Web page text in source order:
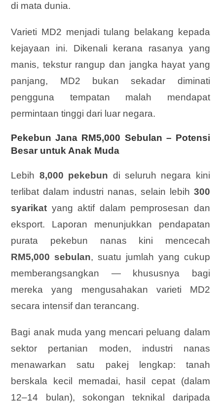
di mata dunia.
Varieti MD2 menjadi tulang belakang kepada
kejayaan ini. Dikenali kerana rasanya yang
manis, tekstur rangup dan jangka hayat yang
panjang, MD2 bukan sekadar diminati
pengguna tempatan malah mendapat
permintaan tinggi dari luar negara.
Pekebun Jana RM5,000 Sebulan – Potensi
Besar untuk Anak Muda
Lebih 8,000 pekebun di seluruh negara kini
terlibat dalam industri nanas, selain lebih 300
syarikat yang aktif dalam pemprosesan dan
eksport. Laporan menunjukkan pendapatan
purata pekebun nanas kini mencecah
RM5,000 sebulan, suatu jumlah yang cukup
memberangsangkan — khususnya bagi
mereka yang mengusahakan varieti MD2
secara intensif dan terancang.
Bagi anak muda yang mencari peluang dalam
sektor pertanian moden, industri nanas
menawarkan satu pakej lengkap: tanah
berskala kecil memadai, hasil cepat (dalam
12–14 bulan), sokongan teknikal daripada